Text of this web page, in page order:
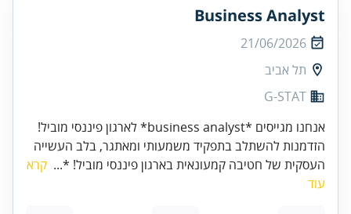
Business Analyst
21/06/2026
תל אביב
G-STAT
אנחנו מגייסים *business analyst* לארגון פיננסי מוביל!
הזדמנות להשתלב בתפקיד משמעותי ומאתגר, בלב העשייה
העסקית של חטיבה קמעונאית בארגון פיננסי מוביל! *... קרא
עוד